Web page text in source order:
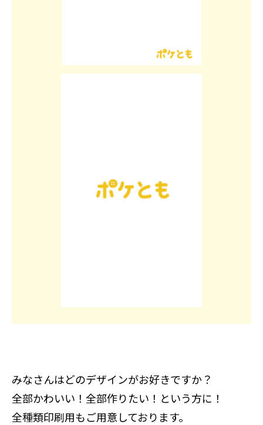
みなさんはどのデザインがお好きですか？
全部かわいい！全部作りたい！という方に！
全種類印刷用もご用意しております。